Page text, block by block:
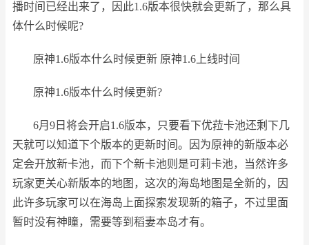
播时间已经出来了，因此1.6版本很快就会更新了，那么具
体什么时候呢?
原神1.6版本什么时候更新 原神1.6上线时间
原神1.6版本什么时候更新?
6月9日将会开启1.6版本，只要看下优菈卡池还剩下几
天就可以知道下个版本的更新时间。因为原神的新版本必
定会开放新卡池，而下个新卡池则是可莉卡池，当然许多
玩家更关心新版本的地图，这次的海岛地图是全新的，因
此许多玩家可以在海岛上面探索发现新的箱子，不过里面
暂时没有神瞳，需要等到稻妻本岛才有。